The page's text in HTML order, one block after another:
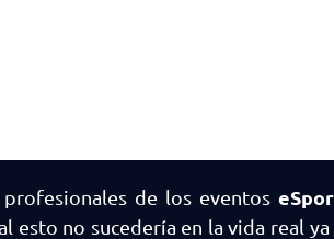
de los eventos
no sucedería en la vida real